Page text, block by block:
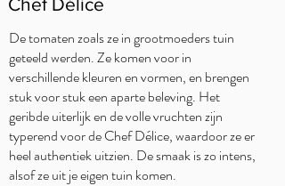
De tomaten zoals ze in grootmoeders tuin
geteeld werden. Ze komen voor in
verschillende kleuren en vormen, en brengen
stuk voor stuk een aparte beleving. Het
geribde uiterlijk en de volle vruchten zijn
typerend voor de Chef Délice, waardoor ze er
heel authentiek uitzien. De smaak is zo intens,
alsof ze uit je eigen tuin komen.